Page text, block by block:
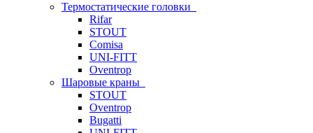
Термостатические головки
Rifar
STOUT
Comisa
UNI-FITT
Oventrop
Шаровые краны
STOUT
Oventrop
Bugatti